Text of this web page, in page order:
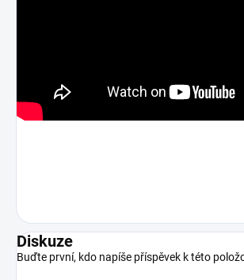
Diskuze
Buďte první, kdo napíše příspěvek k této